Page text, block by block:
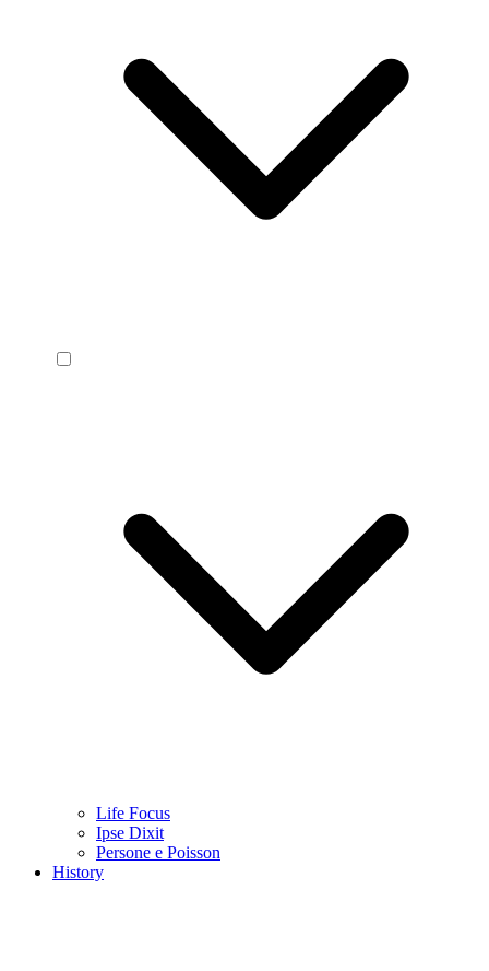
Life Focus
Ipse Dixit
Persone e Poisson
History